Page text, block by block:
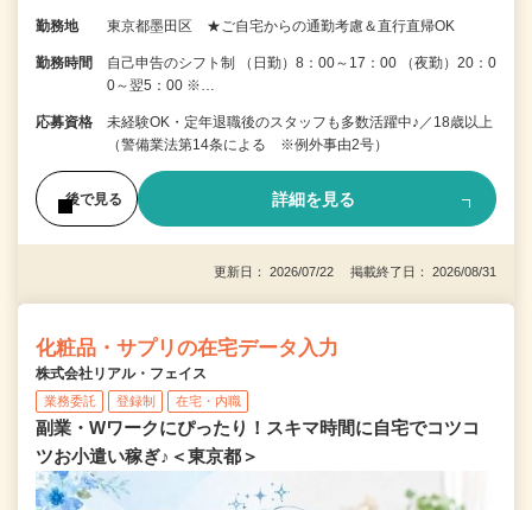
勤務地 東京都墨田区 ★ご自宅からの通勤考慮＆直行直帰OK
勤務時間
自己申告のシフト制 （日勤）8：00～17：00 （夜勤）20：0
0～翌5：00 ※…
応募資格
未経験OK・定年退職後のスタッフも多数活躍中♪／18歳以上
（警備業法第14条による ※例外事由2号）
後で見る 詳細を見る
更新日： 2026/07/22 掲載終了日： 2026/08/31
化粧品・サプリの在宅データ入力
株式会社リアル・フェイス
業務委託 登録制 在宅・内職
副業・Wワークにぴったり！スキマ時間に自宅でコツコ
ツお小遣い稼ぎ♪＜東京都＞